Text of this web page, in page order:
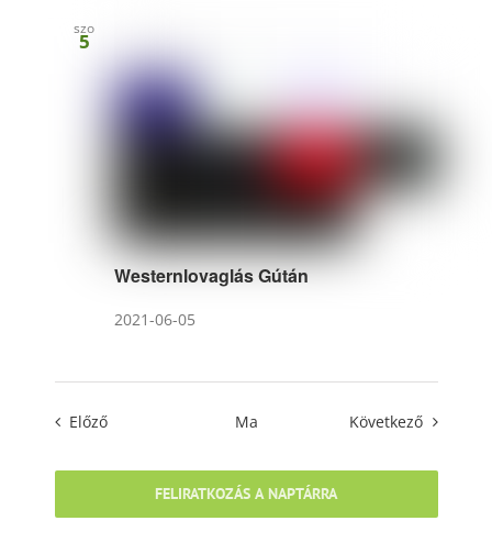
szo
5
Westernlovaglás Gútán
2021-06-05
ElőzőEsemények Ma Következő
FELIRATKOZÁS A NAPTÁRRA